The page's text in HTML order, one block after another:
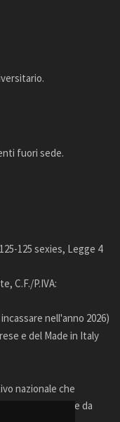
fuori sede.
125 sexies, Legge 4
C.F./P.IVA:
nell'anno 2026)
e del Made in Italy
nazionale che
imprese guidate da